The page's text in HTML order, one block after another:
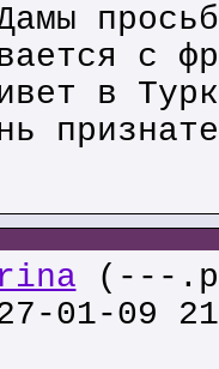
с
в
(---
01-09